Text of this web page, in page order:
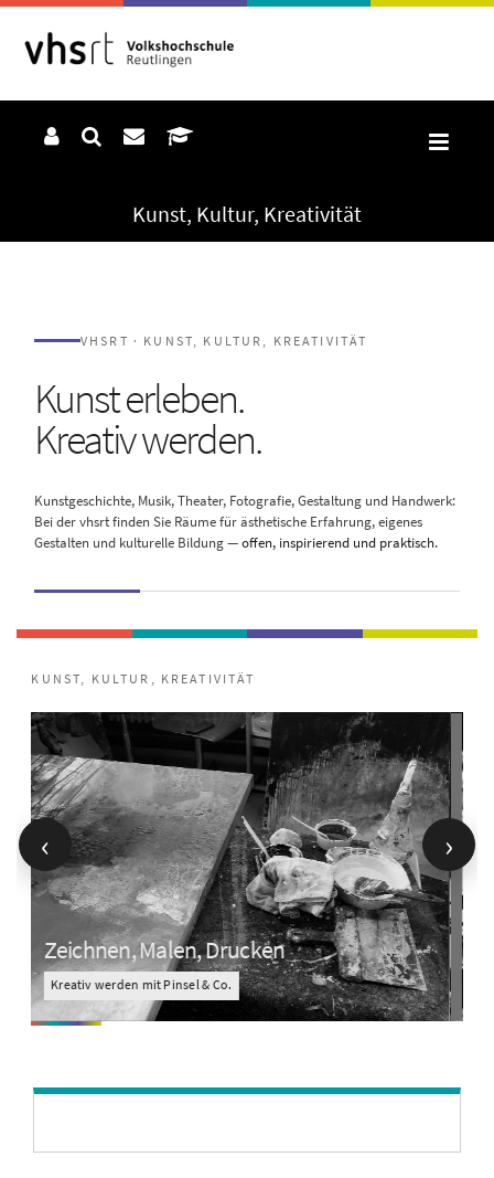
Kunst, Kultur, Kreativität
VHSRT · KUNST, KULTUR, KREATIVITÄT
Kunst erleben.
Kreativ werden.
Kunstgeschichte, Musik, Theater, Fotografie, Gestaltung und Handwerk:
Bei der vhsrt finden Sie Räume für ästhetische Erfahrung, eigenes
Gestalten und kulturelle Bildung —offen, inspirierend und praktisch.
Zeichnen, Malen, Drucken
Kreativ werden mit Pinsel & Co.
‹ ›